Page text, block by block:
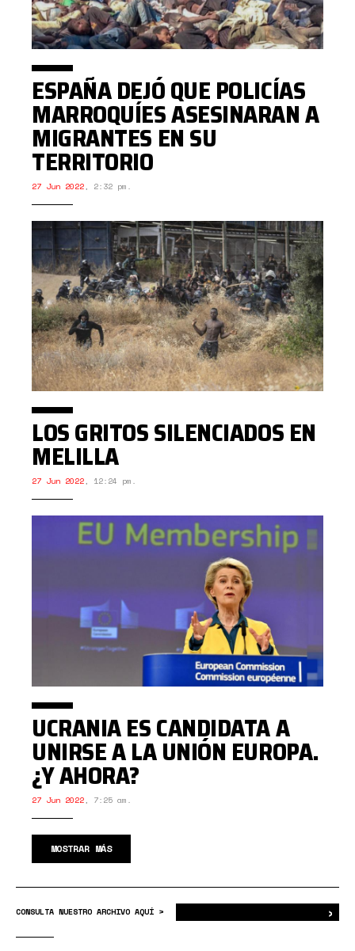
ESPAÑA DEJÓ QUE POLICÍAS
MARROQUÍES ASESINARAN A
MIGRANTES EN SU
TERRITORIO
27 Jun 2022, 2:32 pm.
LOS GRITOS SILENCIADOS EN
MELILLA
27 Jun 2022, 12:24 pm.
UCRANIA ES CANDIDATA A
UNIRSE A LA UNIÓN EUROPA.
¿Y AHORA?
27 Jun 2022, 7:25 am.
MOSTRAR MÁS
CONSULTA NUESTRO ARCHIVO AQUÍ > ›